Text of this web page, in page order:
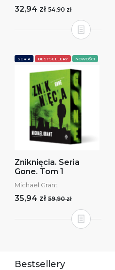
32,94 zł 54,90 zł
SERIA BESTSELLERY NOWOŚCI
Zniknięcia. Seria
Gone. Tom 1
Michael Grant
35,94 zł 59,90 zł
Bestsellery